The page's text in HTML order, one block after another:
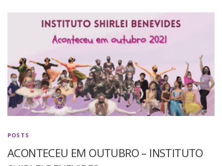
POSTS
ACONTECEU EM OUTUBRO – INSTITUTO